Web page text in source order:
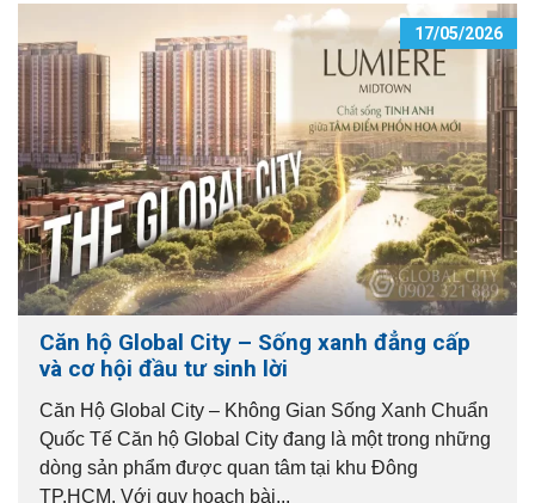
17/05/2026
Căn hộ Global City – Sống xanh đẳng cấp
và cơ hội đầu tư sinh lời
Căn Hộ Global City – Không Gian Sống Xanh Chuẩn
Quốc Tế Căn hộ Global City đang là một trong những
dòng sản phẩm được quan tâm tại khu Đông
TP.HCM. Với quy hoạch bài...